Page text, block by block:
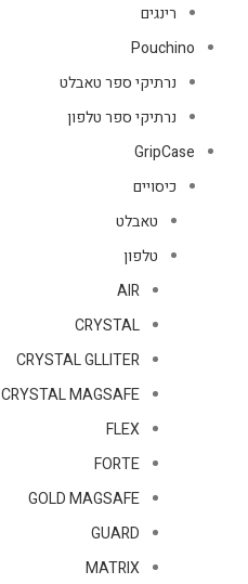
רינגים
Pouchino
נרתיקי ספר טאבלט
נרתיקי ספר טלפון
GripCase
כיסויים
טאבלט
טלפון
AIR
CRYSTAL
CRYSTAL GLLITER
CRYSTAL MAGSAFE
FLEX
FORTE
GOLD MAGSAFE
GUARD
MATRIX